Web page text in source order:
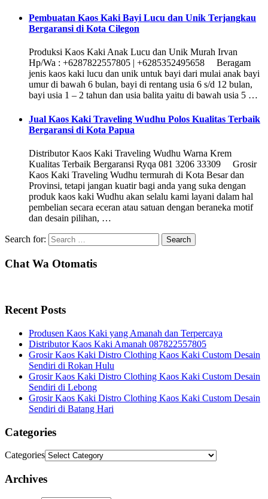
Pembuatan Kaos Kaki Bayi Lucu dan Unik Terjangkau
Bergaransi di Kota Cilegon
Produksi Kaos Kaki Anak Lucu dan Unik Murah Irvan
Hp/Wa : +6287822557805 | +6285352495658 Beragam
jenis kaos kaki lucu dan unik untuk bayi dari mulai anak bayi
umur di bawah 6 bulan, bayi di rentang usia 6 s/d 12 bulan,
bayi usia 1 – 2 tahun dan usia balita yaitu di bawah usia 5 …
Jual Kaos Kaki Traveling Wudhu Polos Kualitas Terbaik
Bergaransi di Kota Papua
Distributor Kaos Kaki Traveling Wudhu Warna Krem
Kualitas Terbaik Bergaransi Ryqa 081 3206 33309 Grosir
Kaos Kaki Traveling Wudhu termurah di Kota Besar dan
Provinsi, tetapi jangan kuatir bagi anda yang suka dengan
produk kaos kaki Wudhu akan selalu kami layani dalam hal
pembelian secara eceran atau satuan dengan beraneka motif
dan desain pilihan, …
Search for:
Chat Wa Otomatis
Recent Posts
Produsen Kaos Kaki yang Amanah dan Terpercaya
Distributor Kaos Kaki Amanah 087822557805
Grosir Kaos Kaki Distro Clothing Kaos Kaki Custom Desain
Sendiri di Rokan Hulu
Grosir Kaos Kaki Distro Clothing Kaos Kaki Custom Desain
Sendiri di Lebong
Grosir Kaos Kaki Distro Clothing Kaos Kaki Custom Desain
Sendiri di Batang Hari
Categories
Categories
Archives